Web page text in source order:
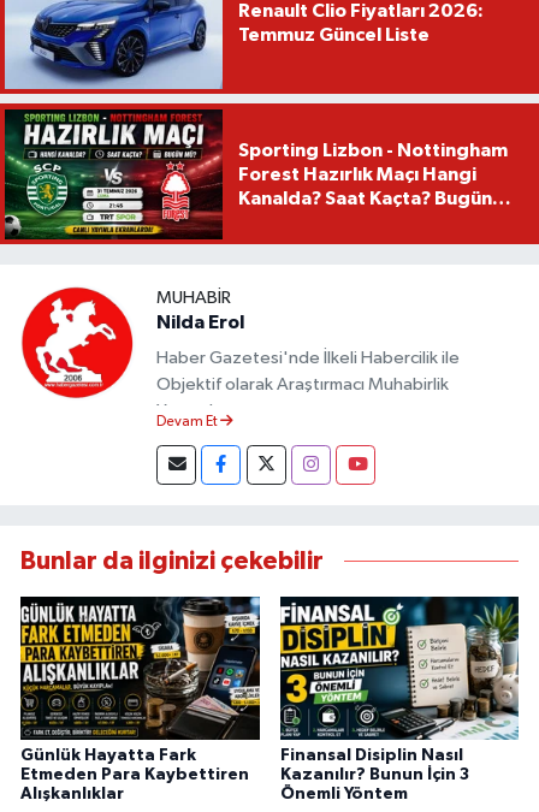
Renault Clio Fiyatları 2026:
Temmuz Güncel Liste
Sporting Lizbon - Nottingham
Forest Hazırlık Maçı Hangi
Kanalda? Saat Kaçta? Bugün
MUHABIR
Nilda Erol
Haber Gazetesi'nde İlkeli Habercilik ile
Objektif olarak Araştırmacı Muhabirlik
Yapmaktayım.
Devam Et
Bunlar da ilginizi çekebilir
Günlük Hayatta Fark
Etmeden Para Kaybettiren
Alışkanlıklar
Finansal Disiplin Nasıl
Kazanılır? Bunun İçin 3
Önemli Yöntem